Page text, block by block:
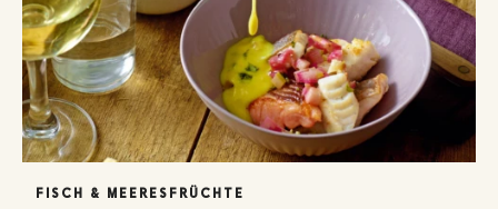
FISCH & MEERESFRÜCHTE